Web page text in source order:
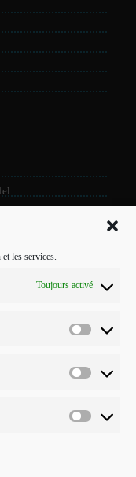
les services.
Toujours activé